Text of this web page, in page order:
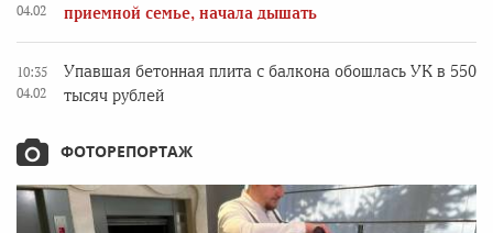
04.02
приемной семье, начала дышать
10:35
04.02
Упавшая бетонная плита с балкона обошлась УК в 550
тысяч рублей
ФОТОРЕПОРТАЖ